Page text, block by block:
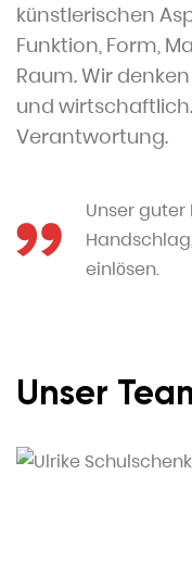
künstlerischen
Funktion, Form,
Raum. Wir
und
Verantwortung.
Unser guter
einlösen.
Unser